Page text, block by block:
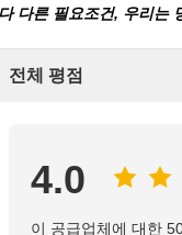
다른 필요조건, 우리는
전체 평점
4.0
이 공급업체에 대한